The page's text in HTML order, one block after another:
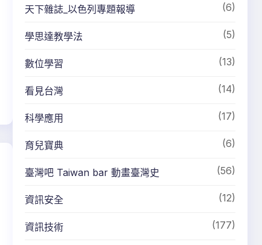
天下雜誌_以色列專題報導 (6)
學思達教學法 (5)
數位學習 (13)
看見台灣 (14)
科學應用 (17)
育兒寶典 (6)
臺灣吧 Taiwan bar 動畫臺灣史 (56)
資訊安全 (12)
資訊技術 (177)